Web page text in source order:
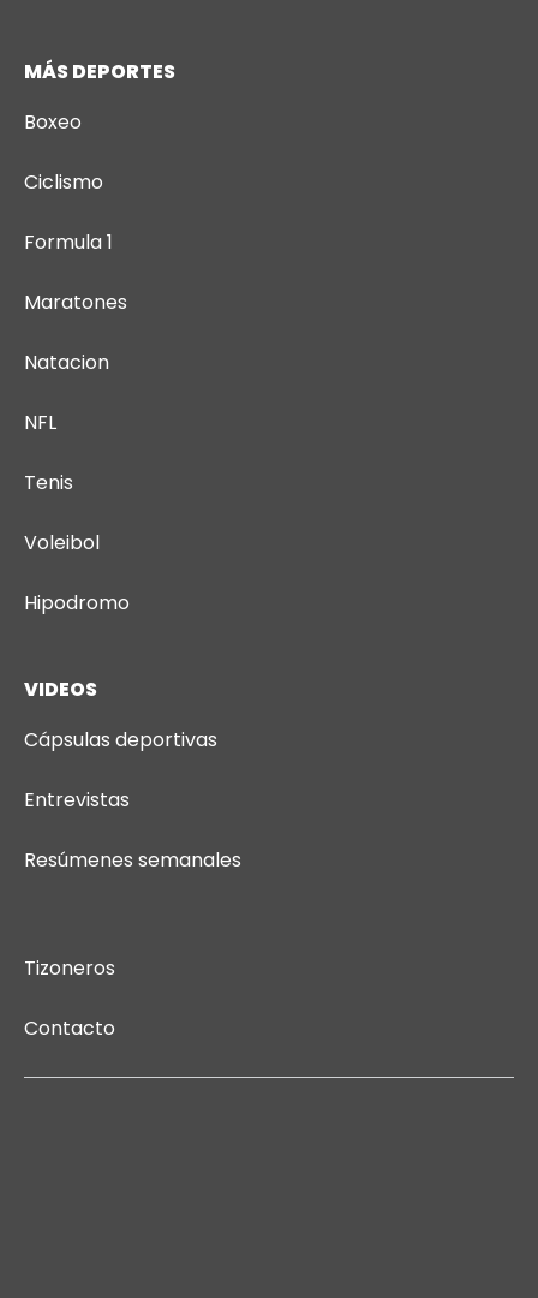
MÁS DEPORTES
Boxeo
Ciclismo
Formula 1
Maratones
Natacion
NFL
Tenis
Voleibol
Hipodromo
VIDEOS
Cápsulas deportivas
Entrevistas
Resúmenes semanales
Tizoneros
Contacto